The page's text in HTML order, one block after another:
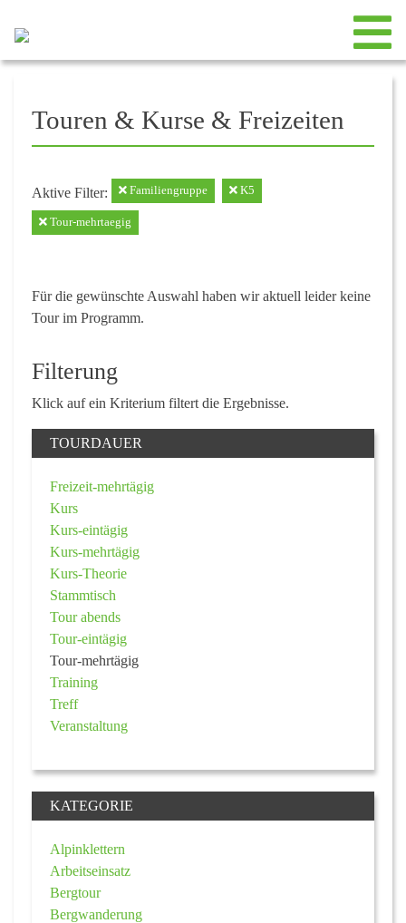
Touren & Kurse & Freizeiten
Aktive Filter: Familiengruppe K5
Tour-mehrtaegig
Für die gewünschte Auswahl haben wir aktuell leider keine
Tour im Programm.
Filterung
Klick auf ein Kriterium filtert die Ergebnisse.
TOURDAUER
Freizeit-mehrtägig
Kurs
Kurs-eintägig
Kurs-mehrtägig
Kurs-Theorie
Stammtisch
Tour abends
Tour-eintägig
Tour-mehrtägig
Training
Treff
Veranstaltung
KATEGORIE
Alpinklettern
Arbeitseinsatz
Bergtour
Bergwanderung